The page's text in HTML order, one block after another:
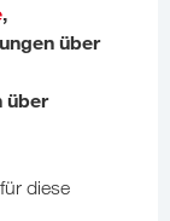
,
über
über
diese